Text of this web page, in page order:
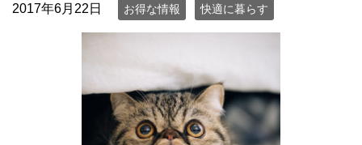
2017年6月22日 お得な情報 快適に暮らす